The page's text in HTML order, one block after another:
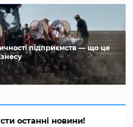
підприємств — що це
останні новини!